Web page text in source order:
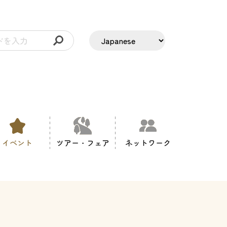
イベント ツアー・フェア ネットワーク